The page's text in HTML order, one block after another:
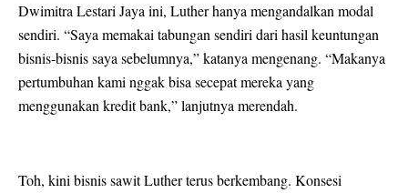
Dwimitra Lestari Jaya ini, Luther hanya mengandalkan modal
sendiri. “Saya memakai tabungan sendiri dari hasil keuntungan
bisnis-bisnis saya sebelumnya,” katanya mengenang. “Makanya
pertumbuhan kami nggak bisa secepat mereka yang
menggunakan kredit bank,” lanjutnya merendah.
Toh, kini bisnis sawit Luther terus berkembang. Konsesi